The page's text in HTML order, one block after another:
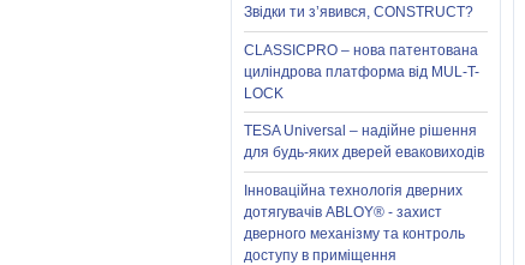
Звідки ти з’явився, CONSTRUCT?
CLASSICPRO – нова патентована
циліндрова платформа від MUL-T-
LOCK
TESA Universal – надійне рішення
для будь-яких дверей еваковиходів
Інноваційна технологія дверних
дотягувачів ABLOY® - захист
дверного механізму та контроль
доступу в приміщення